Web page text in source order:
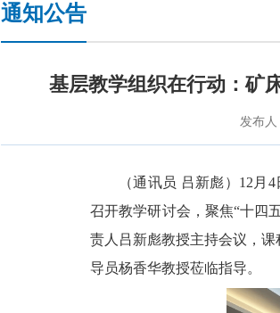
通知公告
基层教学组织在行动：矿
发布
（通讯员 吕新彪）12月
召开教学研讨会，聚焦“十四
责人吕新彪教授主持会议，
导员杨香华教授莅临指导。